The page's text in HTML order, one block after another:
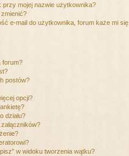
mojej nazwie użytkownika?
e-mail do użytkownika, forum każe mi się
forum?
postów?
opcji?
działu?
w widoku tworzenia wątku?